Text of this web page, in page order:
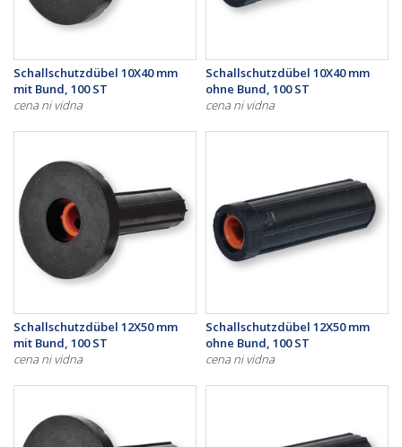
Schallschutzdübel 10X40 mm
mit Bund, 100 ST
cena ni vidna
Schallschutzdübel 10X40 mm
ohne Bund, 100 ST
cena ni vidna
Schallschutzdübel 12X50 mm
mit Bund, 100 ST
cena ni vidna
Schallschutzdübel 12X50 mm
ohne Bund, 100 ST
cena ni vidna